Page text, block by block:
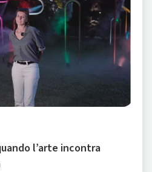
l’arte incontra